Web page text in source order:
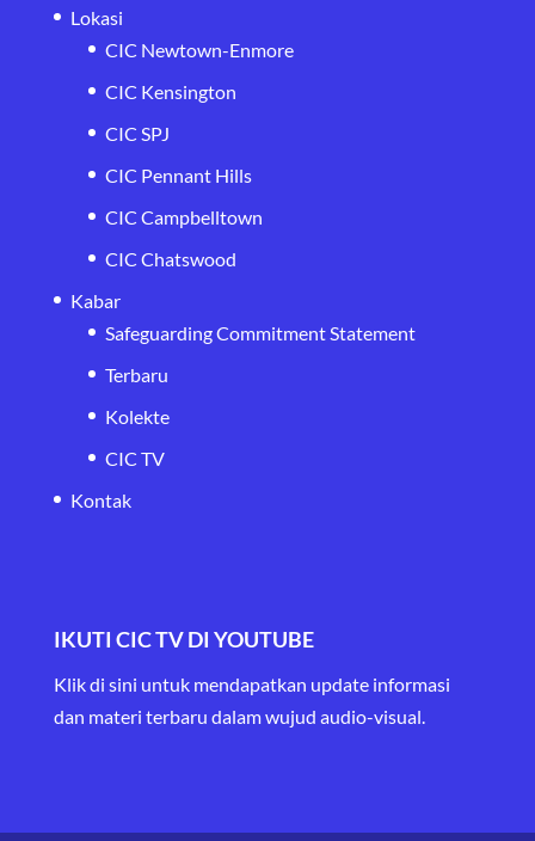
Lokasi
CIC Newtown-Enmore
CIC Kensington
CIC SPJ
CIC Pennant Hills
CIC Campbelltown
CIC Chatswood
Kabar
Safeguarding Commitment Statement
Terbaru
Kolekte
CIC TV
Kontak
IKUTI CIC TV DI YOUTUBE
Klik di sini untuk mendapatkan update informasi
dan materi terbaru dalam wujud audio-visual.